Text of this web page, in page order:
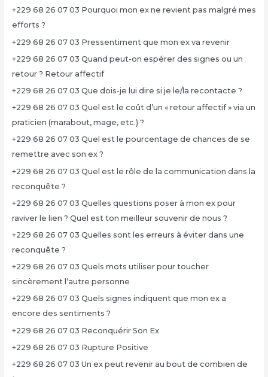
+229 68 26 07 03 Pourquoi mon ex ne revient pas malgré mes
efforts ?
+229 68 26 07 03 Pressentiment que mon ex va revenir
+229 68 26 07 03 Quand peut-on espérer des signes ou un
retour ? Retour affectif
+229 68 26 07 03 Que dois-je lui dire si je le/la recontacte ?
+229 68 26 07 03 Quel est le coût d’un « retour affectif » via un
praticien (marabout, mage, etc.) ?
+229 68 26 07 03 Quel est le pourcentage de chances de se
remettre avec son ex ?
+229 68 26 07 03 Quel est le rôle de la communication dans la
reconquête ?
+229 68 26 07 03 Quelles questions poser à mon ex pour
raviver le lien ? Quel est ton meilleur souvenir de nous ?
+229 68 26 07 03 Quelles sont les erreurs à éviter dans une
reconquête ?
+229 68 26 07 03 Quels mots utiliser pour toucher
sincèrement l’autre personne
+229 68 26 07 03 Quels signes indiquent que mon ex a
encore des sentiments ?
+229 68 26 07 03 Reconquérir Son Ex
+229 68 26 07 03 Rupture Positive
+229 68 26 07 03 Un ex peut revenir au bout de combien de